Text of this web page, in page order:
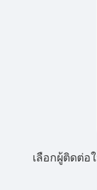
เลือกผู้ติดต่อ